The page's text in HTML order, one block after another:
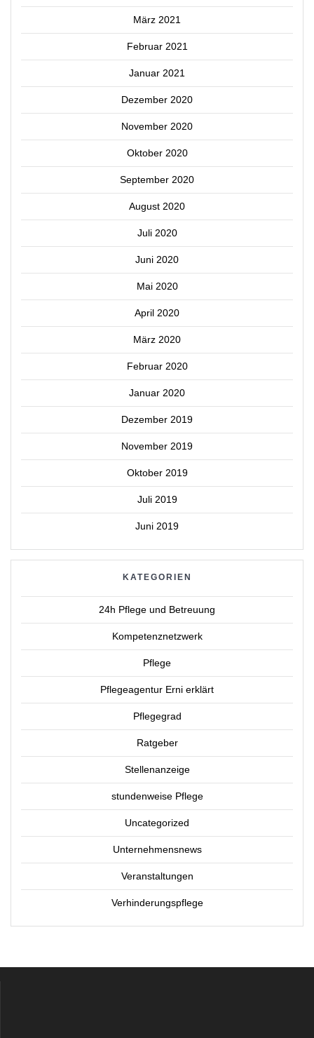
März 2021
Februar 2021
Januar 2021
Dezember 2020
November 2020
Oktober 2020
September 2020
August 2020
Juli 2020
Juni 2020
Mai 2020
April 2020
März 2020
Februar 2020
Januar 2020
Dezember 2019
November 2019
Oktober 2019
Juli 2019
Juni 2019
KATEGORIEN
24h Pflege und Betreuung
Kompetenznetzwerk
Pflege
Pflegeagentur Erni erklärt
Pflegegrad
Ratgeber
Stellenanzeige
stundenweise Pflege
Uncategorized
Unternehmensnews
Veranstaltungen
Verhinderungspflege